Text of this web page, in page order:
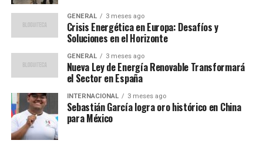
Opiniones de Expertos y
Reacciones Internacionales
Expertos en relaciones internacionales han expresado
su preocupación por la escalada de violencia y sus
posibles consecuencias globales. Según el analista
político David Rosenberg,
“La situación actual podría
GENERAL 3 meses ago
Crisis Energética en Europa: Desafíos y
Soluciones en el Horizonte
GENERAL 3 meses ago
Nueva Ley de Energía Renovable Transformará
el Sector en España
INTERNACIONAL 3 meses ago
Sebastián García logra oro histórico en China
para México